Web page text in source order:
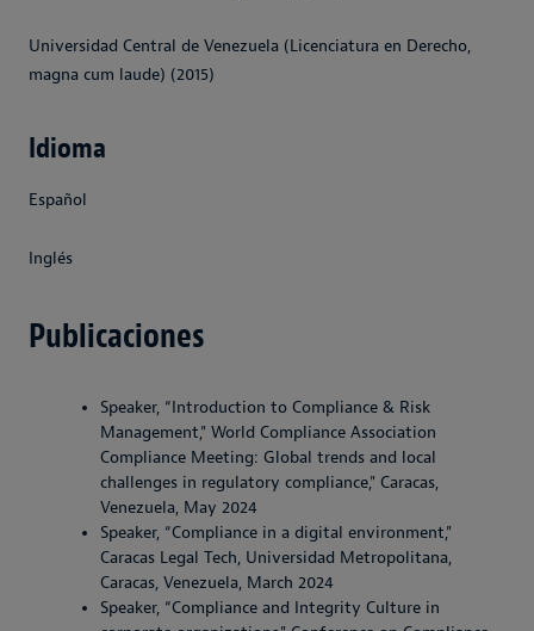
Universidad Central de Venezuela (Licenciatura en Derecho,
magna cum laude) (2015)
Idioma
Español
Inglés
Publicaciones
Speaker, “Introduction to Compliance & Risk
Management," World Compliance Association
Compliance Meeting: Global trends and local
challenges in regulatory compliance," Caracas,
Venezuela, May 2024
Speaker, “Compliance in a digital environment,"
Caracas Legal Tech, Universidad Metropolitana,
Caracas, Venezuela, March 2024
Speaker, “Compliance and Integrity Culture in